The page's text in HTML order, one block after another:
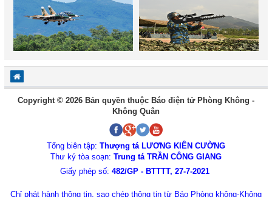
Copyright © 2026 Bản quyền thuộc Báo điện tử Phòng Không -
Không Quân
Tổng biên tập: Thượng tá LƯƠNG KIÊN CƯỜNG
Thư ký tòa soạn: Trung tá TRẦN CÔNG GIANG
Giấy phép số: 482/GP - BTTTT, 27-7-2021
Chỉ phát hành thông tin, sao chép thông tin từ Báo Phòng không-Không